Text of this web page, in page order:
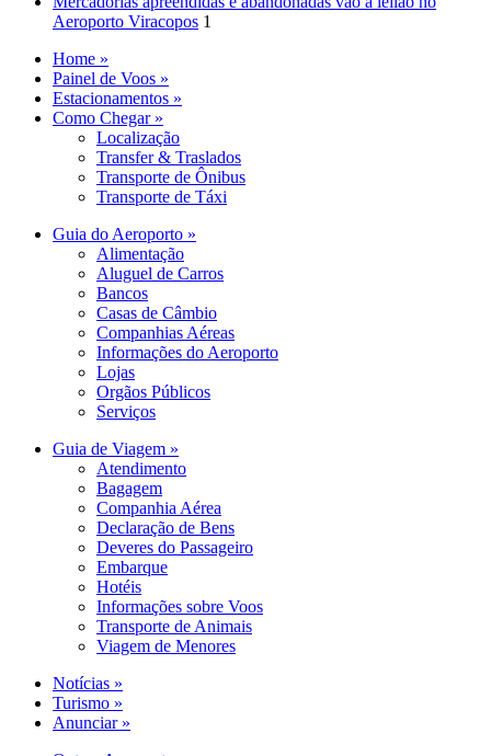
Aeroporto Viracopos 1
Home »
Painel de Voos »
Estacionamentos »
Como Chegar »
Localização
Transfer & Traslados
Transporte de Ônibus
Transporte de Táxi
Guia do Aeroporto »
Alimentação
Aluguel de Carros
Bancos
Casas de Câmbio
Companhias Aéreas
Informações do Aeroporto
Lojas
Orgãos Públicos
Serviços
Guia de Viagem »
Atendimento
Bagagem
Companhia Aérea
Declaração de Bens
Deveres do Passageiro
Embarque
Hotéis
Informações sobre Voos
Transporte de Animais
Viagem de Menores
Notícias »
Turismo »
Anunciar »